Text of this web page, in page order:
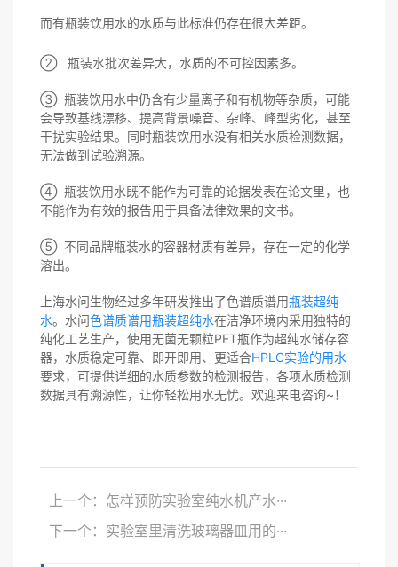
而有瓶装饮用水的水质与此标准仍存在很大差距。
② 瓶装水批次差异大，水质的不可控因素多。
③ 瓶装饮用水中仍含有少量离子和有机物等杂质，可能
会导致基线漂移、提高背景噪音、杂峰、峰型劣化，甚至
干扰实验结果。同时瓶装饮用水没有相关水质检测数据，
无法做到试验溯源。
④ 瓶装饮用水既不能作为可靠的论据发表在论文里，也
不能作为有效的报告用于具备法律效果的文书。
⑤ 不同品牌瓶装水的容器材质有差异，存在一定的化学
溶出。
上海水问生物经过多年研发推出了色谱质谱用瓶装超纯
水。水问色谱质谱用瓶装超纯水在洁净环境内采用独特的
纯化工艺生产，使用无菌无颗粒PET瓶作为超纯水储存容
器，水质稳定可靠、即开即用、更适合HPLC实验的用水
要求，可提供详细的水质参数的检测报告，各项水质检测
数据具有溯源性，让你轻松用水无忧。欢迎来电咨询~！
上一个：怎样预防实验室纯水机产水···
下一个：实验室里清洗玻璃器皿用的···